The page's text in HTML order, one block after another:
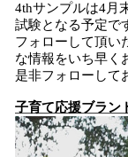
4thサンプルは4月
試験となる予定で
フォローして頂い
な情報をいち早く
是非フォローして
子育て応援ブラン